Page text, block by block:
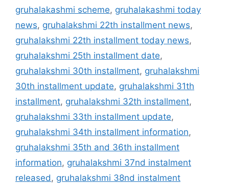
gruhalakashmi scheme, gruhalakashmi today
news, gruhalakshmi 22th installment news,
gruhalakshmi 22th installment today news,
gruhalakshmi 25th installment date,
gruhalakshmi 30th installment, gruhalakshmi
30th installment update, gruhalakshmi 31th
installment, gruhalakshmi 32th installment,
gruhalakshmi 33th installment update,
gruhalakshmi 34th installment information,
gruhalakshmi 35th and 36th installment
information, gruhalakshmi 37nd instalment
released , gruhalakshmi 38nd instalment